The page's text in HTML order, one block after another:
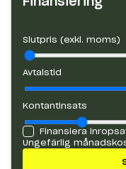
Slutpris (exkl. moms)
Avtalstid
Kontantinsats
Finansiera
Ungefärlig